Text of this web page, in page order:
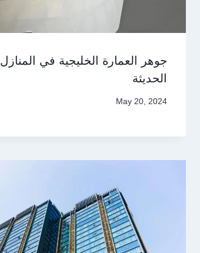
جوهر العمارة الخليجية في المنازل
الحديثة
May 20, 2024